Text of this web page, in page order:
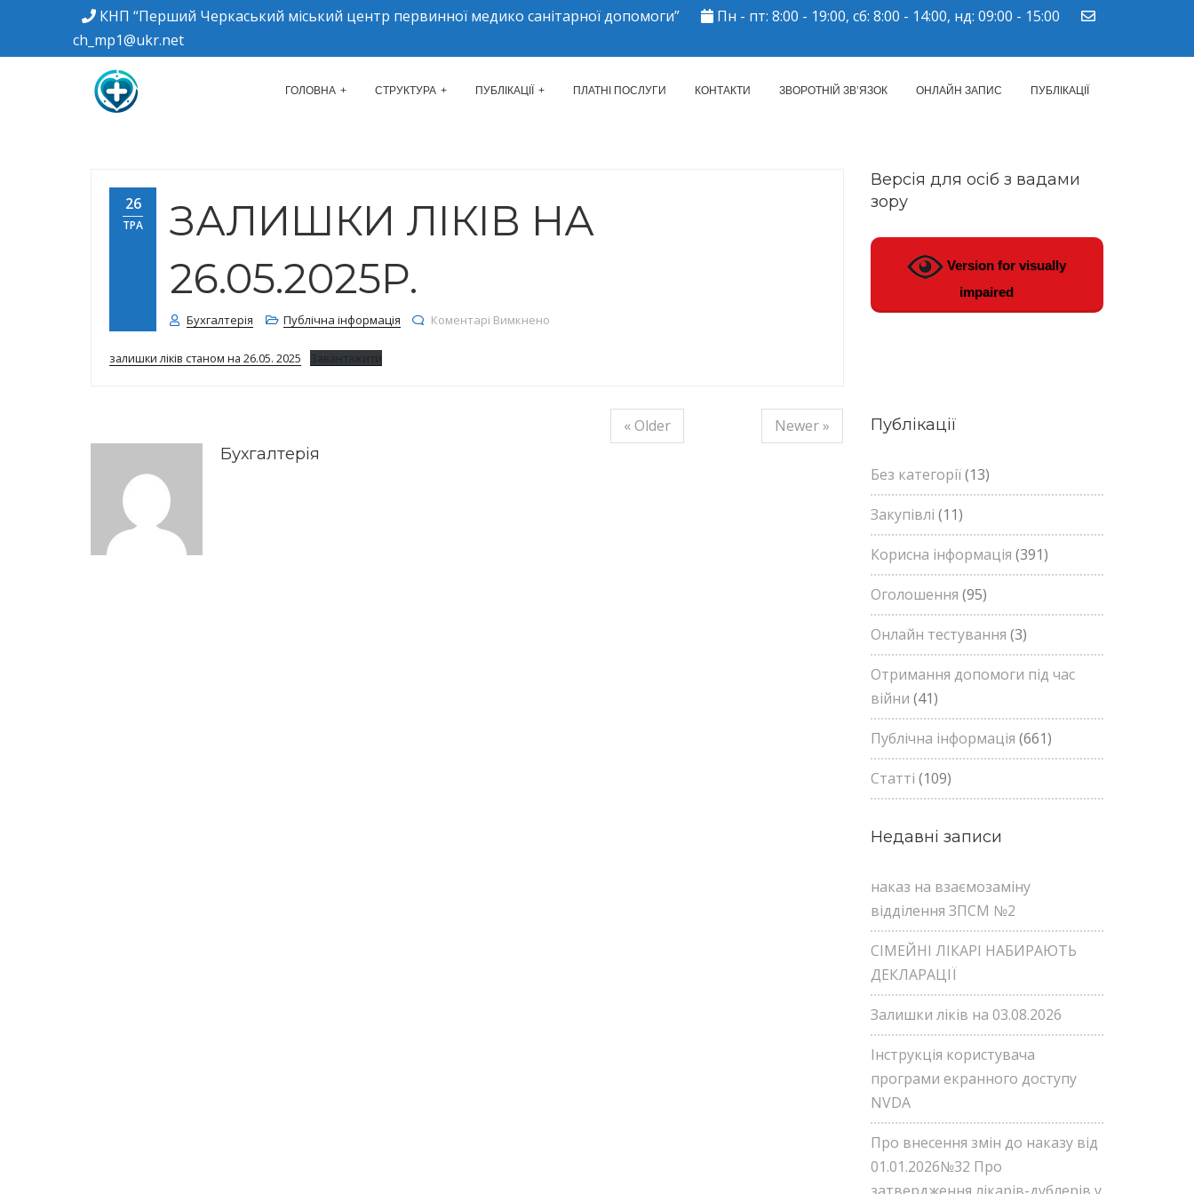
КНП “Перший Черкаський міський центр первинної медико санітарної допомоги”
Пн - пт: 8:00 - 19:00, сб: 8:00 - 14:00, нд: 09:00 - 15:00
ch_mp1@ukr.net
КНП "ПЕРШИЙ ЧЕРКАСЬКИЙ МІСЬКИЙ ЦЕНТР ПМСД"
ГОЛОВНА СТРУКТУРА ПУБЛІКАЦІЇ ПЛАТНІ ПОСЛУГИ КОНТАКТИ ЗВОРОТНІЙ ЗВ’ЯЗОК ОНЛАЙН ЗАПИС ПУБЛІКАЦІЇ
26
ТРА
ЗАЛИШКИ ЛІКІВ НА
26.05.2025Р.
Бухгалтерія Публічна інформація Коментарі Вимкнено
залишки ліків станом на 26.05. 2025 Завантажити
« Older
Newer »
Бухгалтерія
Версія для осіб з вадами
зору
Version for visually
impaired
Публікації
Без категорії(13)
Закупівлі (11)
Корисна інформація (391)
Оголошення (95)
Онлайн тестування (3)
Отримання допомоги під час
війни (41)
Публічна інформація (661)
Статті (109)
Недавні записи
наказ на взаємозаміну
відділення ЗПСМ №2
СІМЕЙНІ ЛІКАРІ НАБИРАЮТЬ
ДЕКЛАРАЦІЇ
Залишки ліків на 03.08.2026
Інструкція користувача
програми екранного доступу
NVDA
Про внесення змін до наказу від
01.01.2026№32 Про